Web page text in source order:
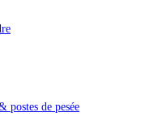
postes de pesée